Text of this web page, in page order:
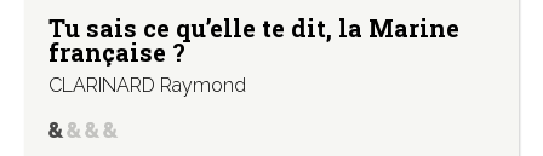
Tu sais ce qu’elle te dit, la Marine
française ?
CLARINARD Raymond